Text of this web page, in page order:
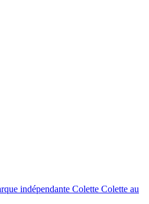
indépendante Colette Colette au